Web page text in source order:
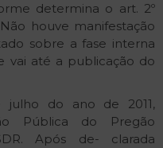
determina o art. 2º
houve manifestação
sobre a fase interna
vai até a publicação do
do ano de 2011,
Pública do Pregão
Após de- clarada